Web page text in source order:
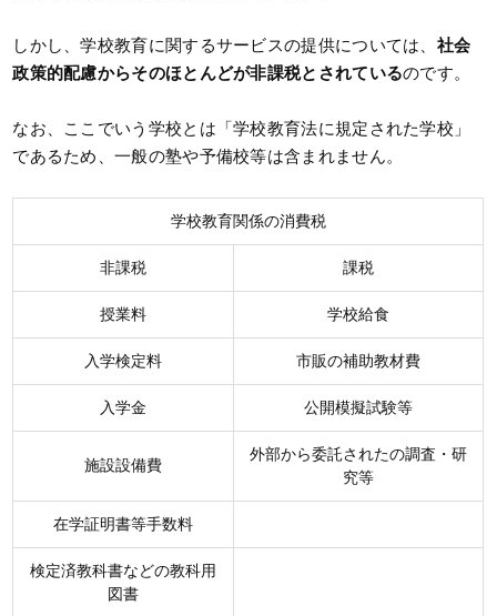
しかし、学校教育に関するサービスの提供については、 社会
政策的配慮からそのほとんどが非課税とされているのです。
なお、ここでいう学校とは「学校教育法に規定された学校」
であるため、一般の塾や予備校等は含まれません。
学校教育関係の消費税
非課税 課税
授業料 学校給食
入学検定料 市販の補助教材費
入学金 公開模擬試験等
施設設備費
外部から委託されたの調査・研
究等
在学証明書等手数料
検定済教科書などの教科用
図書